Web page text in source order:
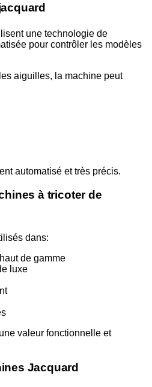
une technologie de
pour contrôler les modèles
aiguilles, la machine peut
automatisé et très précis.
à tricoter de
dans:
de gamme
luxe
valeur fonctionnelle et
Jacquard